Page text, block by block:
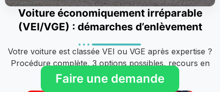
Voiture économiquement irréparable
(VEI/VGE) : démarches d’enlèvement
Votre voiture est classée VEI ou VGE après expertise ?
Procédure complète, 3 options possibles, recours en
cas de contestation...
Faire une demande